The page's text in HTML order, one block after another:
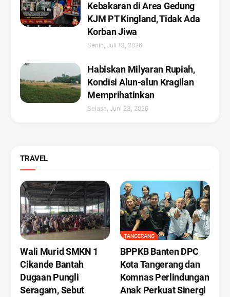
Kebakaran di Area Gedung
KJM PT Kingland, Tidak Ada
Korban Jiwa
Senin, Juli 13, 2026
Habiskan Milyaran Rupiah,
Kondisi Alun-alun Kragilan
Memprihatinkan
Selasa, Juni 23, 2026
TRAVEL
Wali Murid SMKN 1
Cikande Bantah
Dugaan Pungli
Seragam, Sebut
TANGERANG
BPPKB Banten DPC
Kota Tangerang dan
Komnas Perlindungan
Anak Perkuat Sinergi